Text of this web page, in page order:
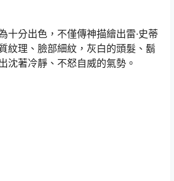
十分出色，不僅傳神描繪出雷·史蒂
紋理、臉部細紋，灰白的頭髮、鬍
沈著冷靜、不怒自威的氣勢。